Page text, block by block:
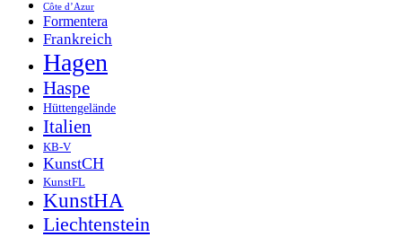
Côte d’Azur
Formentera
Frankreich
Hagen
Haspe
Hüttengelände
Italien
KB-V
KunstCH
KunstFL
KunstHA
Liechtenstein